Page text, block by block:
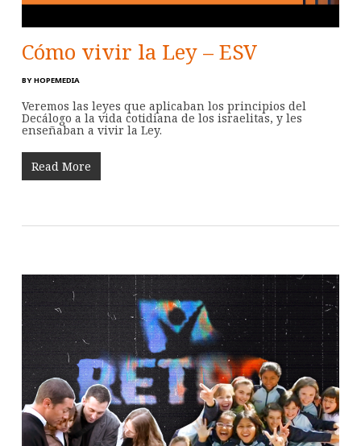
Cómo vivir la Ley – ESV
BY HOPEMEDIA
Veremos las leyes que aplicaban los principios del
Decálogo a la vida cotidiana de los israelitas, y les
enseñaban a vivir la Ley.
Read More